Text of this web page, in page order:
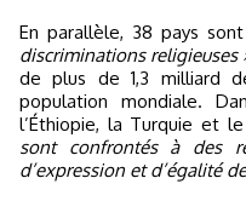
En parallèle, 38 pays
discriminations religieuses
de plus de 1,3 milliard
population mondiale.
l’Éthiopie, la Turquie et le
sont confrontés à des
d’expression et d’égalité